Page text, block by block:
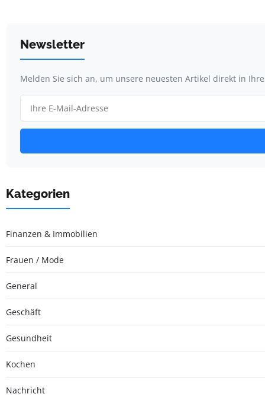
Newsletter
Melden Sie sich an, um unsere neuesten Artikel direkt in
Kategorien
Finanzen & Immobilien
Frauen / Mode
General
Geschäft
Gesundheit
Kochen
Nachricht